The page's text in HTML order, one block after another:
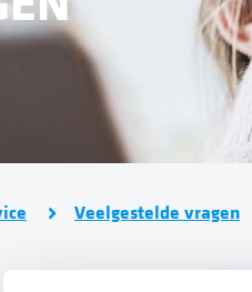
Veelgestelde vragen